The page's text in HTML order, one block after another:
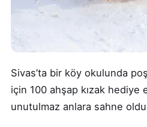
Sivas’ta bir köy okulunda
için 100 ahşap kızak hediye
unutulmaz anlara sahne